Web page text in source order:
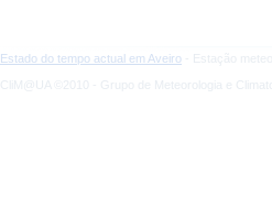
Estado do tempo actual em Aveiro - Estação
CliM@UA ©2010 - Grupo de Meteorologia e